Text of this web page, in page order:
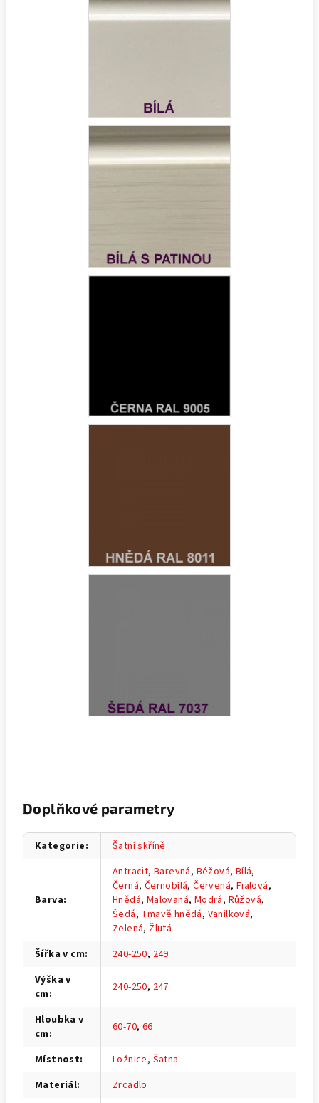
Doplňkové parametry
Kategorie: Šatní skříně
Barva:
Antracit,Barevná, Béžová, Bílá,
Černá, Černobílá,Červená, Fialová,
Hnědá, Malovaná, Modrá, Růžová,
Šedá, Tmavě hnědá, Vanilková,
Zelená, Žlutá
Šířka v cm: 240-250, 249
Výška v
cm: 240-250, 247
Hloubka v
cm: 60-70, 66
Místnost: Ložnice, Šatna
Materiál: Zrcadlo